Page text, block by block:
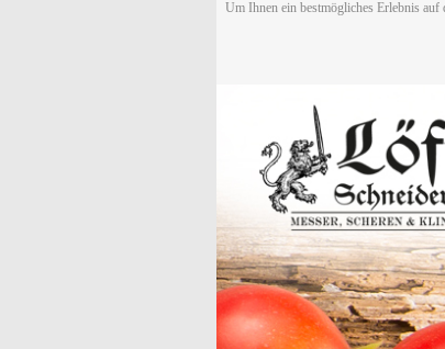
Um Ihnen ein bestmögliches Erlebnis